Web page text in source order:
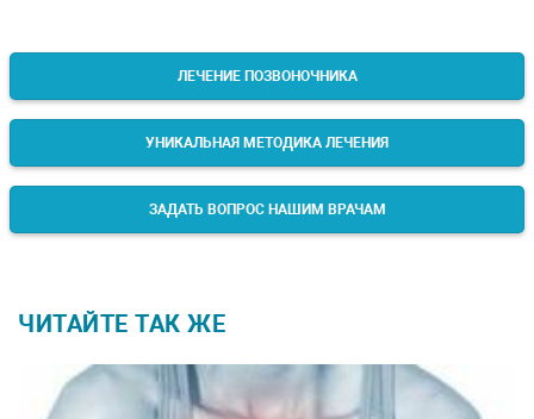
ЛЕЧЕНИЕ ПОЗВОНОЧНИКА
УНИКАЛЬНАЯ МЕТОДИКА ЛЕЧЕНИЯ
ЗАДАТЬ ВОПРОС НАШИМ ВРАЧАМ
ЧИТАЙТЕ ТАК ЖЕ